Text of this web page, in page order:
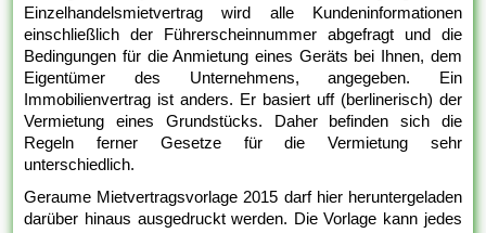
Einzelhandelsmietvertrag wird alle Kundeninformationen
einschließlich der Führerscheinnummer abgefragt und die
Bedingungen für die Anmietung eines Geräts bei Ihnen, dem
Eigentümer des Unternehmens, angegeben. Ein
Immobilienvertrag ist anders. Er basiert uff (berlinerisch) der
Vermietung eines Grundstücks. Daher befinden sich die
Regeln ferner Gesetze für die Vermietung sehr
unterschiedlich.
Geraume Mietvertragsvorlage 2015 darf hier heruntergeladen
darüber hinaus ausgedruckt werden. Die Vorlage kann jedes